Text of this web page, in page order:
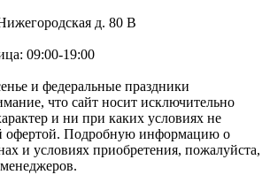
д. 80 В
09:00-19:00
и федеральные праздники
что сайт носит исключительно
и ни при каких условиях не
офертой. Подробную информацию о
и условиях приобретения, пожалуйста,